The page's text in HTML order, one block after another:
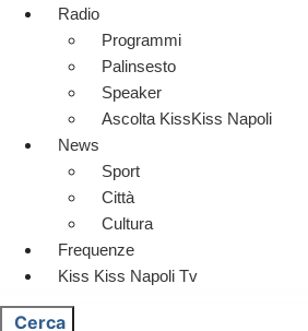
Radio
Programmi
Palinsesto
Speaker
Ascolta KissKiss Napoli
News
Sport
Città
Cultura
Frequenze
Kiss Kiss Napoli Tv
Cerca